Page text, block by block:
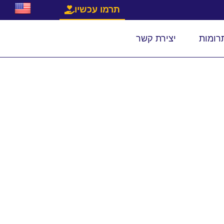
תרמו עכשיו
יצירת קשר